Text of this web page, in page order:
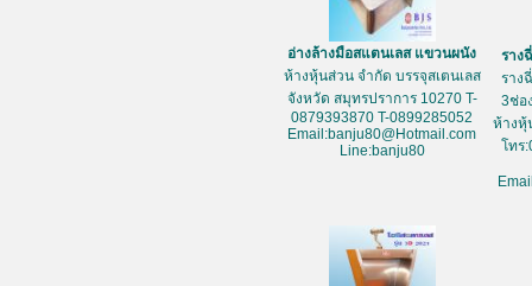
อ่างล้างมือสแตนเลส แขวนผนัง
ห้างหุ้นส่วน จำกัด บรรจุสเตนเลส
จังหวัด สมุทรปราการ 10270 T-
0879393870 T-0899285052
Email:banju80@Hotmail.com
Line:banju80
ราง
ราง
3ช่อ
ห้างหุ้
โทร